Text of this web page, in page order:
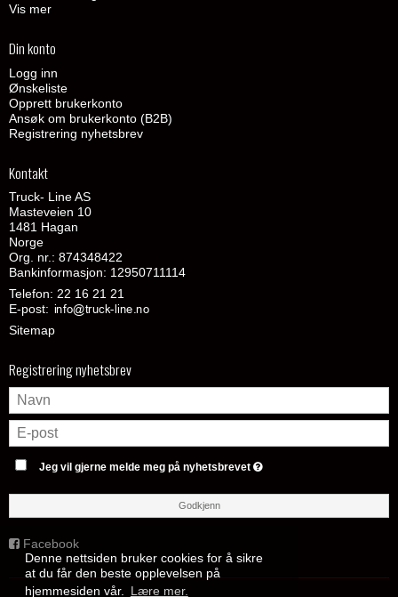
Denne nettsiden bruker cookies for å sikre
at du får den beste opplevelsen på
hjemmesiden vår.
Lære mer.
Vis mer
Din konto
Logg inn
Ønskeliste
Opprett brukerkonto
Ansøk om brukerkonto (B2B)
Registrering nyhetsbrev
Kontakt
Truck- Line AS
Masteveien 10
1481 Hagan
Norge
Org. nr.: 874348422
Bankinformasjon: 12950711114
Telefon: 22 16 21 21
E-post:
Sitemap
Registrering nyhetsbrev
Jeg vil gjerne melde meg på nyhetsbrevet
Godkjenn
Facebook